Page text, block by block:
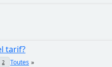
tarif?
2 Toutes